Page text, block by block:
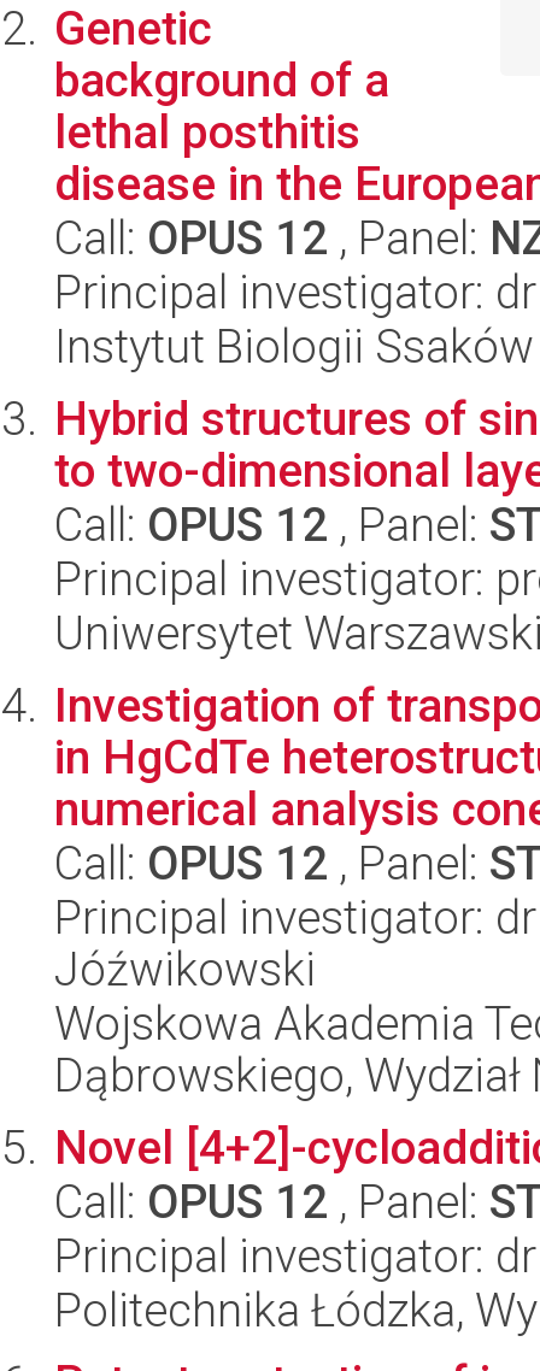
Genetic
background of a
lethal posthitis
disease in the
Call: OPUS 12 , Panel:
Principal investigator:
Instytut Biologii Ssaków
Hybrid structures of
to two-dimensional
Call: OPUS 12 , Panel:
Principal investigator:
Uniwersytet
Investigation of
in HgCdTe
numerical analysis
Call: OPUS 12 , Panel:
Principal investigator:
Jóźwikowski
Wojskowa Akademia
Dąbrowskiego,
Novel [4+2]-
Call: OPUS 12 , Panel:
Principal investigator:
Politechnika Łódzka,